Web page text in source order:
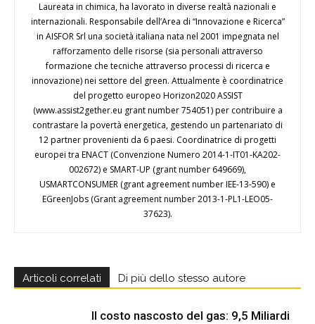
Laureata in chimica, ha lavorato in diverse realtà nazionali e
internazionali. Responsabile dell’Area di “Innovazione e Ricerca”
in AISFOR Srl una società italiana nata nel 2001 impegnata nel
rafforzamento delle risorse (sia personali attraverso
formazione che tecniche attraverso processi di ricerca e
innovazione) nei settore del green. Attualmente è coordinatrice
del progetto europeo Horizon2020 ASSIST
(www.assist2gether.eu grant number 754051) per contribuire a
contrastare la povertà energetica, gestendo un partenariato di
12 partner provenienti da 6 paesi. Coordinatrice di progetti
europei tra ENACT (Convenzione Numero 2014-1-IT01-KA202-
002672) e SMART-UP (grant number 649669),
USMARTCONSUMER (grant agreement number IEE-13-590) e
EGreenJobs (Grant agreement number 2013-1-PL1-LEO05-
37623).
Articoli correlati Di più dello stesso autore
Il costo nascosto del gas: 9,5 Miliardi